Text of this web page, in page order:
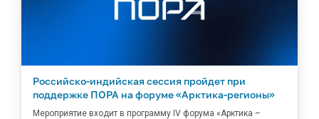
Российско-индийская сессия пройдет при
поддержке ПОРА на форуме «Арктика-регионы»
Мероприятие входит в программу IV форума «Арктика –